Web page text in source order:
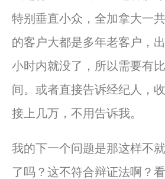
特别垂直小众，全加拿大一
的客户大都是多年老客户，
小时内就没了，所以需要有
间。或者直接告诉经纪人，
接上几万，不用告诉我。
我的下一个问题是那这样不
了吗？这不符合辩证法啊？